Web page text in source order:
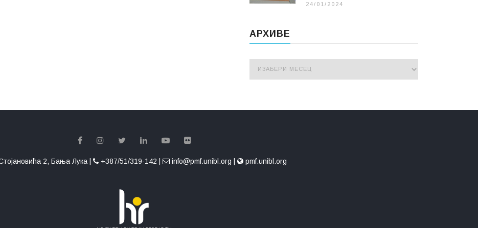
24/01/2024
АРХИВЕ
2, Бања Лука | +387/51/319-142 | info@pmf.unibl.org | pmf.unibl.org